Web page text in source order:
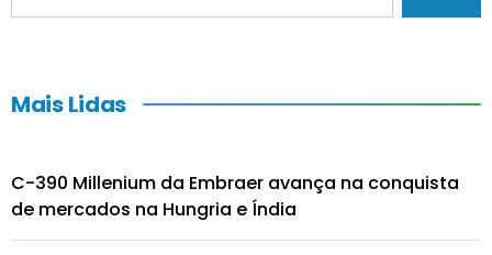
Mais Lidas
C-390 Millenium da Embraer avança na conquista
de mercados na Hungria e Índia